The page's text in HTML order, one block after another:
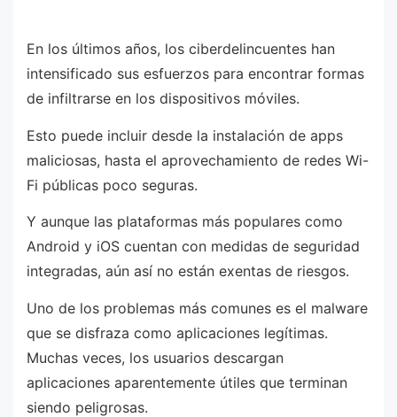
En los últimos años, los ciberdelincuentes han
intensificado sus esfuerzos para encontrar formas
de infiltrarse en los dispositivos móviles.
Esto puede incluir desde la instalación de apps
maliciosas, hasta el aprovechamiento de redes Wi-
Fi públicas poco seguras.
Y aunque las plataformas más populares como
Android y iOS cuentan con medidas de seguridad
integradas, aún así no están exentas de riesgos.
Uno de los problemas más comunes es el malware
que se disfraza como aplicaciones legítimas.
Muchas veces, los usuarios descargan
aplicaciones aparentemente útiles que terminan
siendo peligrosas.